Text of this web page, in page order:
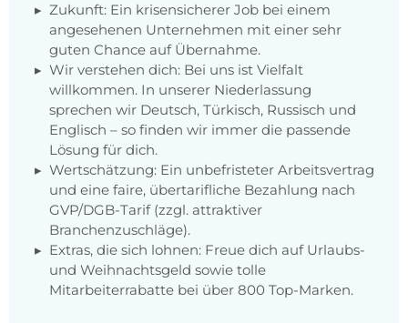
Zukunft: Ein krisensicherer Job bei einem
angesehenen Unternehmen mit einer sehr
guten Chance auf Übernahme.
Wir verstehen dich: Bei uns ist Vielfalt
willkommen. In unserer Niederlassung
sprechen wir Deutsch, Türkisch, Russisch und
Englisch – so finden wir immer die passende
Lösung für dich.
Wertschätzung: Ein unbefristeter Arbeitsvertrag
und eine faire, übertarifliche Bezahlung nach
GVP/DGB-Tarif (zzgl. attraktiver
Branchenzuschläge).
Extras, die sich lohnen: Freue dich auf Urlaubs-
und Weihnachtsgeld sowie tolle
Mitarbeiterrabatte bei über 800 Top-Marken.